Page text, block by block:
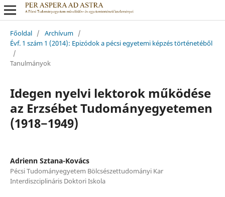
Főoldal / Archívum /
Évf. 1 szám 1 (2014): Epizódok a pécsi egyetemi képzés történetéből
/
Tanulmányok
Idegen nyelvi lektorok működése
az Erzsébet Tudományegyetemen
(1918−1949)
Adrienn Sztana-Kovács
Pécsi Tudományegyetem Bölcsészettudományi Kar
Interdiszciplináris Doktori Iskola